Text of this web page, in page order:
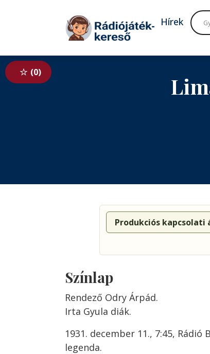
Tovább a tartalomhoz
Hírek
0
Produkciós
Színlap
Rendező Odry Árpád.
Irta Gyula diák.
1931. december 11., 7:45, Rádió
legenda.